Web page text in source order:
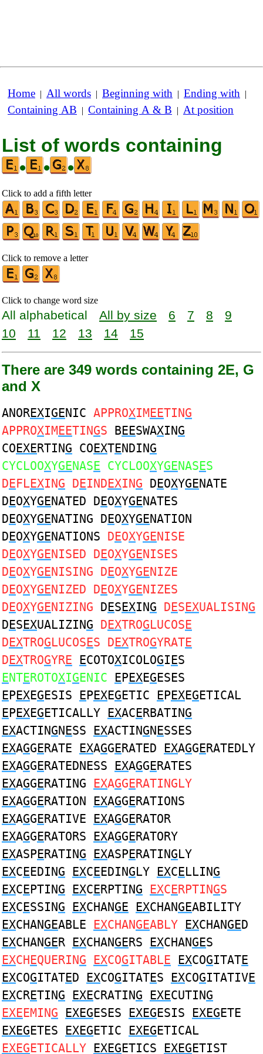
Home | All words | Beginning with | Ending with |
Containing AB | Containing A & B | At position
List of words containing
•
• •
Click to add a fifth letter
Click to remove a letter
Click to change word size
All alphabetical All by size 6 7 8
9
10
11 12 13 14 15
There are 349 words containing 2E, G
and X
ANOREXIGENIC APPROXIMEETING
APPROXIMEETINGS BEESWAXING
COEXERTING COEXTENDING
CYCLOOXYGENASE CYCLOOXYGENASES
DEFLEXING DEINDEXING DEOXYGENATE
DEOXYGENATED DEOXYGENATES
DEOXYGENATING DEOXYGENATION
DEOXYGENATIONS DEOXYGENISE
DEOXYGENISED DEOXYGENISES
DEOXYGENISING DEOXYGENIZE
DEOXYGENIZED DEOXYGENIZES
DEOXYGENIZING DESEXING DESEXUALISING
DESEXUALIZING DEXTROGLUCOSE
DEXTROGLUCOSES DEXTROGYRATE
DEXTROGYRE ECOTOXICOLOGIES
ENTEROTOXIGENIC EPEXEGESES
EPEXEGESIS EPEXEGETIC EPEXEGETICAL
EPEXEGETICALLY EXACERBATING
EXACTINGNESS EXACTINGNESSES
EXAGGERATE EXAGGERATED EXAGGERATEDLY
EXAGGERATEDNESS EXAGGERATES
EXAGGERATING EXAGGERATINGLY
EXAGGERATION EXAGGERATIONS
EXAGGERATIVE EXAGGERATOR
EXAGGERATORS EXAGGERATORY
EXASPERATING EXASPERATINGLY
EXCEEDING EXCEEDINGLY EXCELLING
EXCEPTING EXCERPTING EXCERPTINGS
EXCESSING EXCHANGE EXCHANGEABILITY
EXCHANGEABLE EXCHANGEABLY EXCHANGED
EXCHANGER EXCHANGERS EXCHANGES
EXCHEQUERING EXCOGITABLE EXCOGITATE
EXCOGITATED EXCOGITATES EXCOGITATIVE
EXCRETING EXECRATING EXECUTING
EXEEMING EXEGESES EXEGESIS EXEGETE
EXEGETES EXEGETIC EXEGETICAL
EXEGETICALLY EXEGETICS EXEGETIST